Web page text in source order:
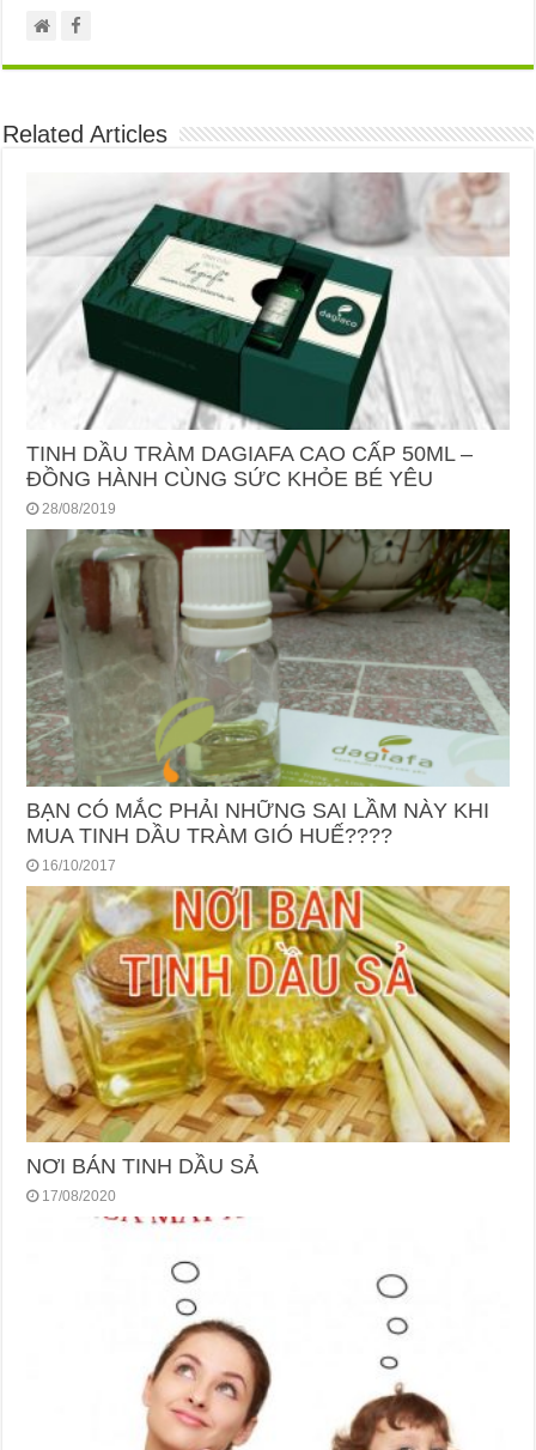
Related Articles
TINH DẦU TRÀM DAGIAFA CAO CẤP 50ML –
ĐỒNG HÀNH CÙNG SỨC KHỎE BÉ YÊU
28/08/2019
BẠN CÓ MẮC PHẢI NHỮNG SAI LẦM NÀY KHI
MUA TINH DẦU TRÀM GIÓ HUẾ????
16/10/2017
NƠI BÁN TINH DẦU SẢ
17/08/2020